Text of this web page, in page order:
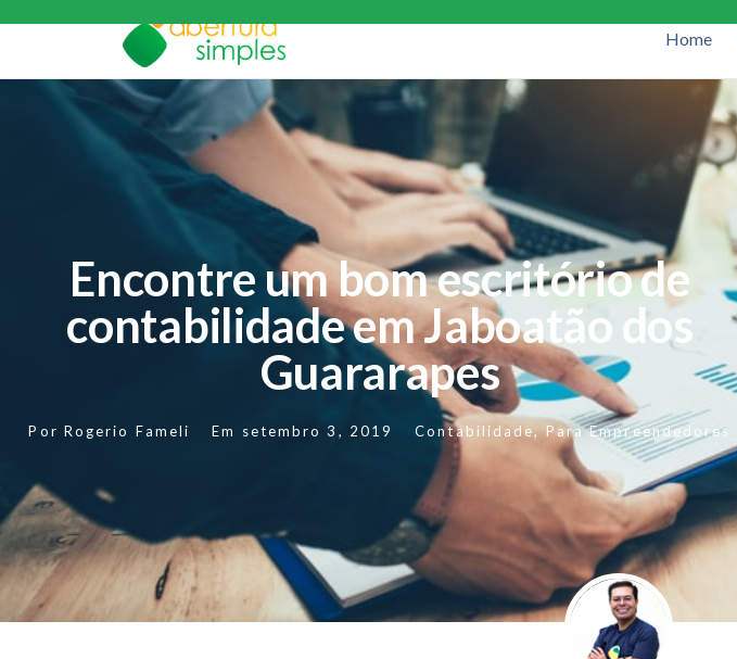
Home
Encontre um bom escritório de
contabilidade em Jaboatão dos
Guararapes
Por Rogerio Fameli Em setembro 3, 2019 Contabilidade,Para Empreendedores